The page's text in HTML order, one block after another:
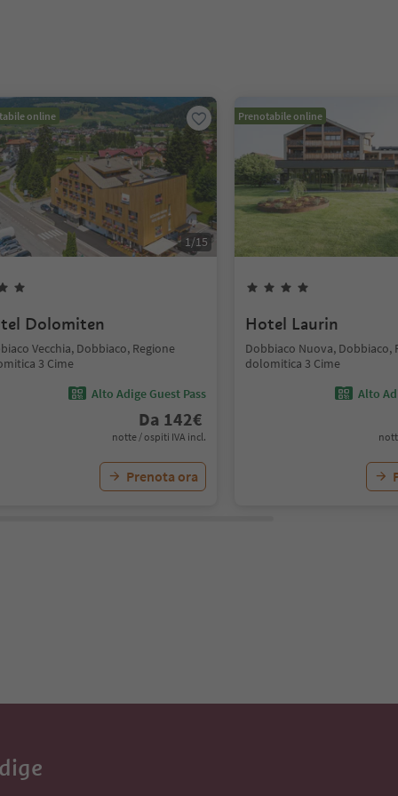
online
1/15
Dolomiten
Vecchia, Dobbiaco, Regione
3 Cime
Alto Adige Guest Pass
Da 142€
notte / ospiti IVA incl.
Prenota ora
Prenotabile online
Hotel Laurin
Dobbiaco Nuova, Dobbiaco,
dolomitica 3 Cime
Alto